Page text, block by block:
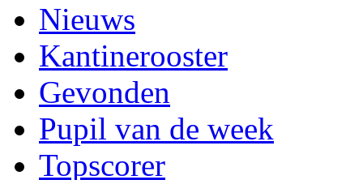
Nieuws
Kantinerooster
Gevonden
Pupil van de week
Topscorer